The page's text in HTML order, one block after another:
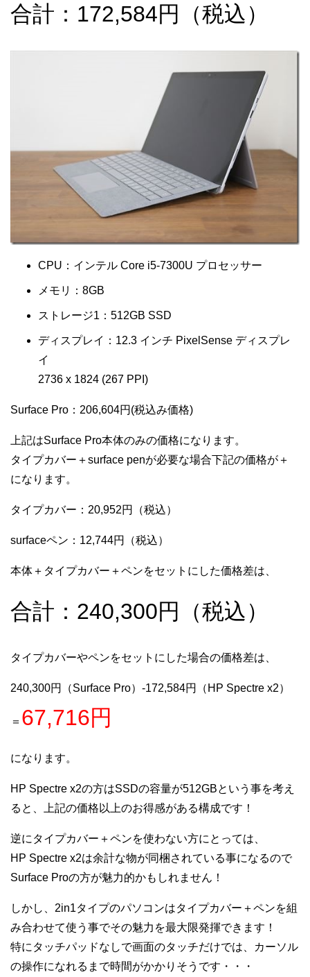
合計：172,584円（税込）
CPU：インテル Core i5-7300U プロセッサー
メモリ：8GB
ストレージ1：512GB SSD
ディスプレイ：12.3 インチ PixelSense ディスプレ
イ
2736 x 1824 (267 PPI)
Surface Pro：206,604円(税込み価格)
上記はSurface Pro本体のみの価格になります。
タイプカバー＋surface penが必要な場合下記の価格が＋
になります。
タイプカバー：20,952円（税込）
surfaceペン：12,744円（税込）
本体＋タイプカバー＋ペンをセットにした価格差は、
合計：240,300円（税込）
タイプカバーやペンをセットにした場合の価格差は、
240,300円（Surface Pro）-172,584円（HP Spectre x2）
＝ 67,716円
になります。
HP Spectre x2の方はSSDの容量が512GBという事を考え
ると、上記の価格以上のお得感がある構成です！
逆にタイプカバー＋ペンを使わない方にとっては、
HP Spectre x2は余計な物が同梱されている事になるので
Surface Proの方が魅力的かもしれません！
しかし、2in1タイプのパソコンはタイプカバー＋ペンを組
み合わせて使う事でその魅力を最大限発揮できます！
特にタッチパッドなしで画面のタッチだけでは、カーソル
の操作になれるまで時間がかかりそうです・・・